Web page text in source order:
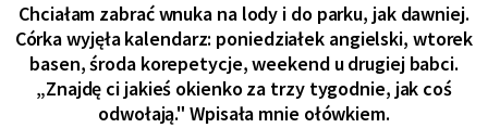
Chciałam zabrać wnuka na lody i do parku, jak dawniej.
Córka wyjęła kalendarz: poniedziałek angielski, wtorek
basen, środa korepetycje, weekend u drugiej babci.
„Znajdę ci jakieś okienko za trzy tygodnie, jak coś
odwołają." Wpisała mnie ołówkiem.